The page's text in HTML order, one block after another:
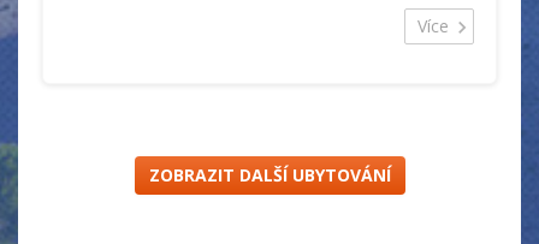
nachází restaurace s ochotným a milým personalem a s
širokým výběrem jídel i nápojů za přijatelné ceny. Nově
Více
ZOBRAZIT DALŠÍ UBYTOVÁNÍ